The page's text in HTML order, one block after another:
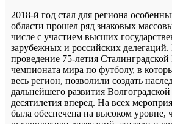
2018-й год стал для региона
области прошел ряд знаковых
числе с участием высших
зарубежных и российских делегаций.
проведение 75-летия
чемпионата мира по футболу, в
весь регион, позволили создать
дальнейшего развития Волгоградской
десятилетия вперед. На всех
была обеспечена на высоком уровне,